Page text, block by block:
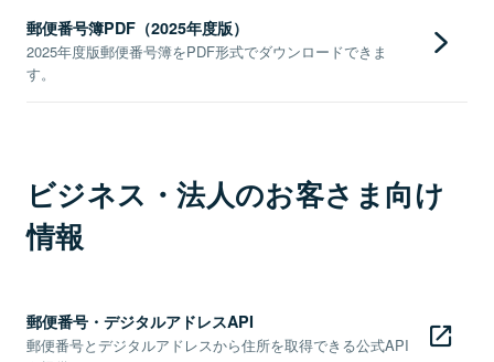
郵便番号簿PDF（2025年度版）
2025年度版郵便番号簿をPDF形式でダウンロードできま
す。
ビジネス・法人のお客さま向け
情報
郵便番号・デジタルアドレスAPI
郵便番号とデジタルアドレスから住所を取得できる公式API